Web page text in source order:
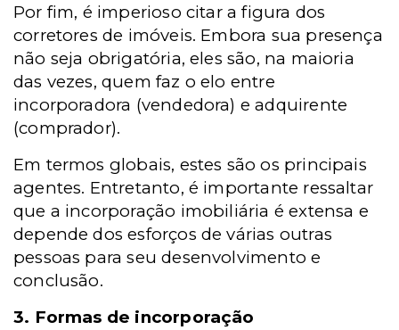
Por fim, é imperioso citar a figura dos
corretores de imóveis. Embora sua presença
não seja obrigatória, eles são, na maioria
das vezes, quem faz o elo entre
incorporadora (vendedora) e adquirente
(comprador).
Em termos globais, estes são os principais
agentes. Entretanto, é importante ressaltar
que a incorporação imobiliária é extensa e
depende dos esforços de várias outras
pessoas para seu desenvolvimento e
conclusão.
3. Formas de incorporação